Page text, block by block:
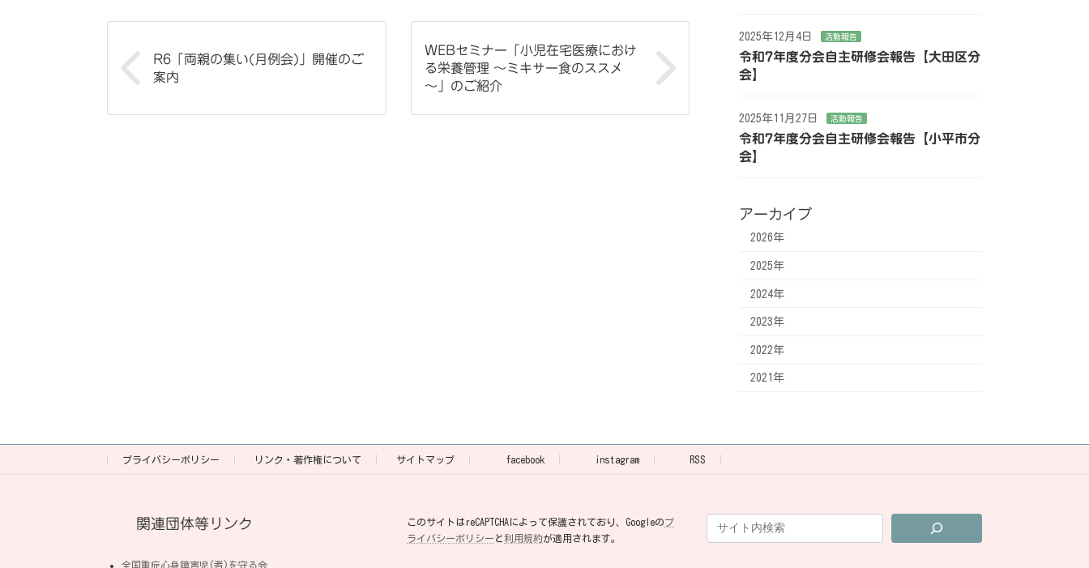
R6「両親の集い(月例会)」開催のご
案内
WEBセミナー「小児在宅医療におけ
る栄養管理 ～ミキサー食のススメ
～」のご紹介
2025年12月4日 活動報告
令和7年度分会自主研修会報告【大田区分
会】
2025年11月27日 活動報告
令和7年度分会自主研修会報告【小平市分
会】
アーカイブ
2026年
2025年
2024年
2023年
2022年
2021年
プライバシーポリシー リンク・著作権について サイトマップ facebook instagram RSS
関連団体等リンク
全国重症心身障害児(者)を守る会
このサイトはreCAPTCHAによって保護されており、Googleのプ
ライバシーポリシー と利用規約が適用されます。